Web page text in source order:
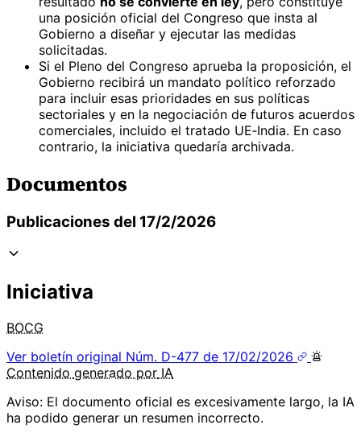
una posición oficial del Congreso que insta al
Gobierno a diseñar y ejecutar las medidas
solicitadas.
Si el Pleno del Congreso aprueba la proposición, el
Gobierno recibirá un mandato político reforzado
para incluir esas prioridades en sus políticas
sectoriales y en la negociación de futuros acuerdos
comerciales, incluido el tratado UE‑India. En caso
contrario, la iniciativa quedaría archivada.
Documentos
Publicaciones del 17/2/2026
Iniciativa
BOCG
Ver boletín original Núm. D-477 de 17/02/2026
Contenido generado por IA
Aviso: El documento oficial es excesivamente largo, la IA
ha podido generar un resumen incorrecto.